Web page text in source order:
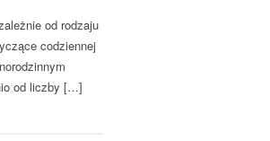
od rodzaju
codziennej
od liczby […]